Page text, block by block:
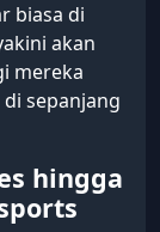
biasa di
akan
mereka
sepanjang
hingga